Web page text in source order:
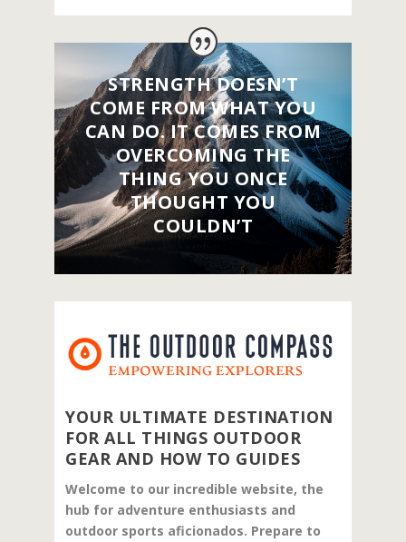
STRENGTH DOESN’T
COME FROM WHAT YOU
CAN DO. IT COMES FROM
OVERCOMING THE
THING YOU ONCE
THOUGHT YOU
COULDN’T
YOUR ULTIMATE DESTINATION
FOR ALL THINGS OUTDOOR
GEAR AND HOW TO GUIDES
Welcome to our incredible website, the
hub for adventure enthusiasts and
outdoor sports aficionados. Prepare to